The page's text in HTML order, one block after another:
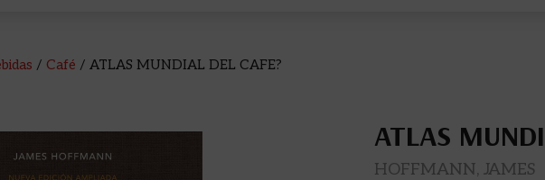
/ Café / ATLAS MUNDIAL DEL CAFE?
ATLAS
HOFFMANN, JAMES